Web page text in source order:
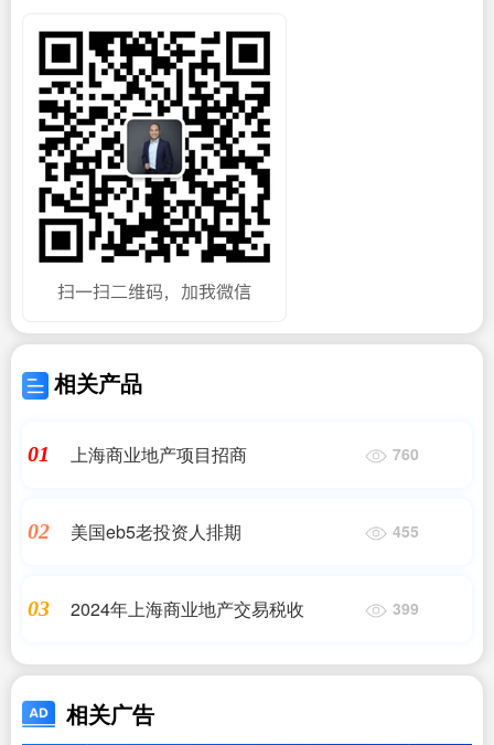
相关产品
01 上海商业地产项目招商 760
02 美国eb5老投资人排期 455
03 2024年上海商业地产交易税收 399
相关广告